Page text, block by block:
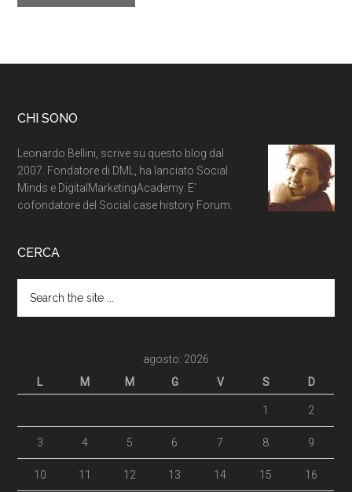
CHI SONO
Leonardo Bellini, scrive su questo blog dal
2007. Fondatore di DML, ha lanciato Social
Minds e DigitalMarketingAcademy. E'
cofondatore del Social case history Forum.
CERCA
agosto: 2026
L
M M G V S D
1 2
3 4 5 6 7 8 9
10 11 12 13 14 15 16